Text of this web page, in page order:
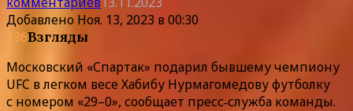
Добавлено Ноя. 13, 2023 в 00:30
136Взгляды
Московский «Спартак» подарил бывшему чемпиону
UFC в легком весе Хабибу Нурмагомедову футболку
с номером «29–0», сообщает пресс‑служба команды.